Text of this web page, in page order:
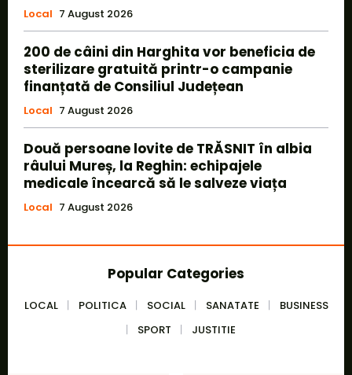
Local 7 August 2026
200 de câini din Harghita vor beneficia de
sterilizare gratuită printr-o campanie
finanțată de Consiliul Județean
Local 7 August 2026
Două persoane lovite de TRĂSNIT în albia
râului Mureș, la Reghin: echipajele
medicale încearcă să le salveze viața
Local 7 August 2026
Popular Categories
LOCAL POLITICA SOCIAL SANATATE
BUSINESS
SPORT
JUSTITIE